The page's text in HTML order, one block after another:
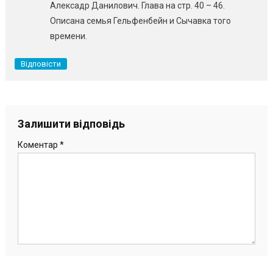
Алексадр Данилович. Глава на стр. 40 – 46.
Описана семья Гельфенбейн и Сычавка того
времени.
Відповісти
Залишити відповідь
Коментар *